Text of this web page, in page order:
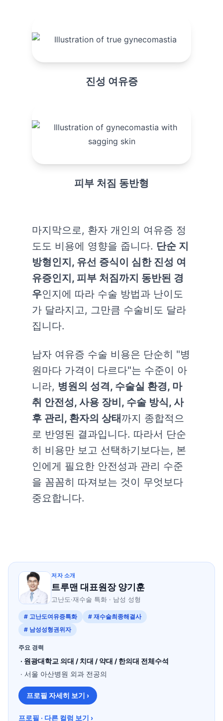
진성 여유증
피부 처짐 동반형
마지막으로, 환자 개인의 여유증 정
도도 비용에 영향을 줍니다. 단순 지
방형인지, 유선 증식이 심한 진성 여
유증인지, 피부 처짐까지 동반된 경
우인지에 따라 수술 방법과 난이도
가 달라지고, 그만큼 수술비도 달라
집니다.
남자 여유증 수술 비용은 단순히 "병
원마다 가격이 다르다"는 수준이 아
니라, 병원의 성격, 수술실 환경, 마
취 안전성, 사용 장비, 수술 방식, 사
후 관리, 환자의 상태까지 종합적으
로 반영된 결과입니다. 따라서 단순
히 비용만 보고 선택하기보다는, 본
인에게 필요한 안전성과 관리 수준
을 꼼꼼히 따져보는 것이 무엇보다
중요합니다.
저자 소개
트루맨 대표원장 양기훈
고난도·재수술 특화 · 남성 성형
# 고난도여유증특화
# 재수술최종해결사
# 남성성형권위자
주요 경력
· 원광대학교 의대 / 치대 / 약대 / 한의대 전체수석
· 서울 아산병원 외과 전공의
프로필 자세히 보기 ›
프로필 · 다른 컬럼 보기 ›